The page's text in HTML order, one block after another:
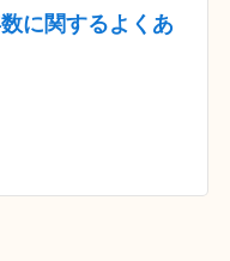
に関するよくあ